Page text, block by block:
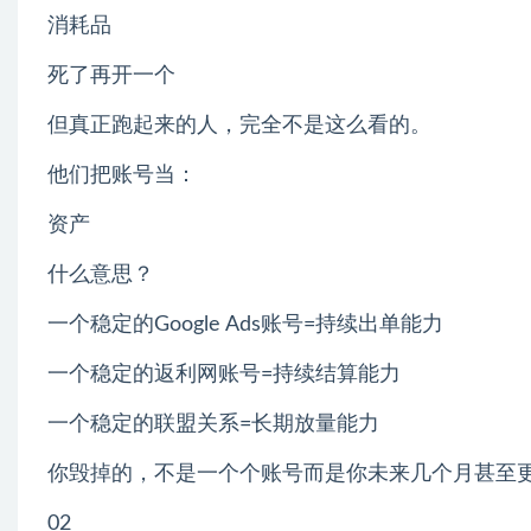
消耗品
死了再开一个
但真正跑起来的人，完全不是这么看的。
他们把账号当：
资产
什么意思？
一个稳定的Google Ads账号=持续出单能力
一个稳定的返利网账号=持续结算能力
一个稳定的联盟关系=长期放量能力
你毁掉的，不是一个个账号而是你未来几个月甚至
02